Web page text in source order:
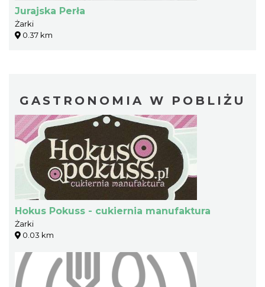
Jurajska Perła
Żarki
0.37 km
GASTRONOMIA W POBLIŻU
Hokus Pokuss - cukiernia manufaktura
Żarki
0.03 km